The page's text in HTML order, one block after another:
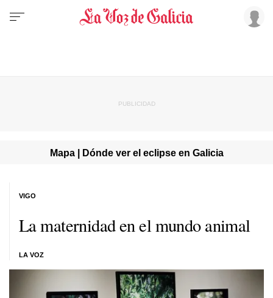
Mapa | Dónde ver el eclipse en Galicia
La maternidad en el mundo animal
LA VOZ
VIGO